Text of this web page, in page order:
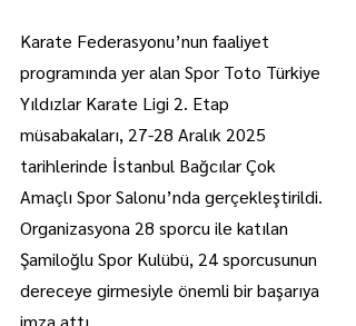
Karate Federasyonu’nun faaliyet
programında yer alan Spor Toto Türkiye
Yıldızlar Karate Ligi 2. Etap
müsabakaları, 27-28 Aralık 2025
tarihlerinde İstanbul Bağcılar Çok
Amaçlı Spor Salonu’nda gerçekleştirildi.
Organizasyona 28 sporcu ile katılan
Şamiloğlu Spor Kulübü, 24 sporcusunun
dereceye girmesiyle önemli bir başarıya
imza attı.